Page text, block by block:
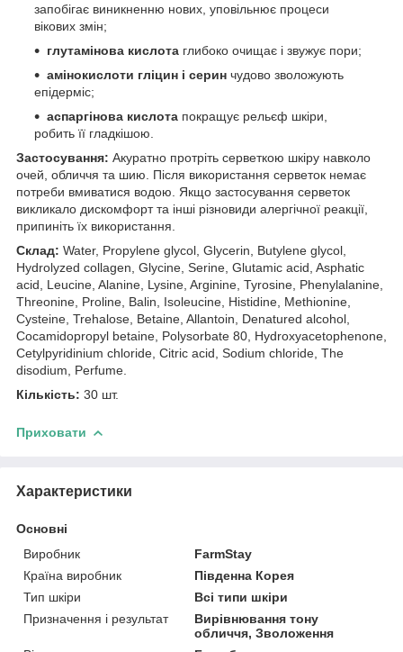
запобігає виникненню нових, уповільнює процеси
вікових змін;
глутамінова кислота глибоко очищає і звужує пори;
амінокислоти гліцин і серин чудово зволожують
епідерміс;
аспаргінова кислота покращує рельєф шкіри,
робить її гладкішою.
Застосування: Акуратно протріть серветкою шкіру навколо
очей, обличчя та шию. Після використання серветок немає
потреби вмиватися водою. Якщо застосування серветок
викликало дискомфорт та інші різновиди алергічної реакції,
припиніть їх використання.
Склад: Water, Propylene glycol, Glycerin, Butylene glycol,
Hydrolyzed collagen, Glycine, Serine, Glutamic acid, Asphatic
acid, Leucine, Alanine, Lysine, Arginine, Tyrosine, Phenylalanine,
Threonine, Proline, Balin, Isoleucine, Histidine, Methionine,
Cysteine, Trehalose, Betaine, Allantoin, Denatured alcohol,
Cocamidopropyl betaine, Polysorbate 80, Hydroxyacetophenone,
Cetylpyridinium chloride, Citric acid, Sodium chloride, The
disodium, Perfume.
Кількість: 30 шт.
Приховати
Характеристики
Основні
Виробник
FarmStay
Країна виробник
Південна Корея
Тип шкіри
Всі типи шкіри
Призначення і результат
Вирівнювання тону
обличчя, Зволоження